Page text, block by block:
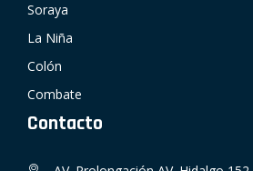
Soraya
La Niña
Colón
Combate
Contacto